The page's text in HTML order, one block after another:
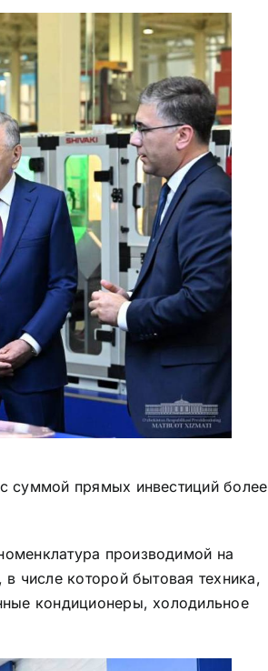
суммой прямых инвестиций более
производимой на
числе которой бытовая техника,
кондиционеры, холодильное